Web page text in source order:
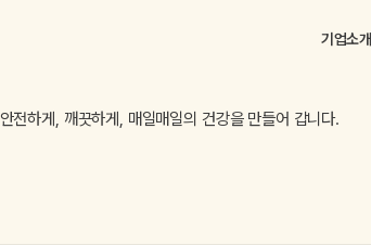
기업소개
안전하게, 깨끗하게, 매일매일의 건강을 만들어 갑니다.